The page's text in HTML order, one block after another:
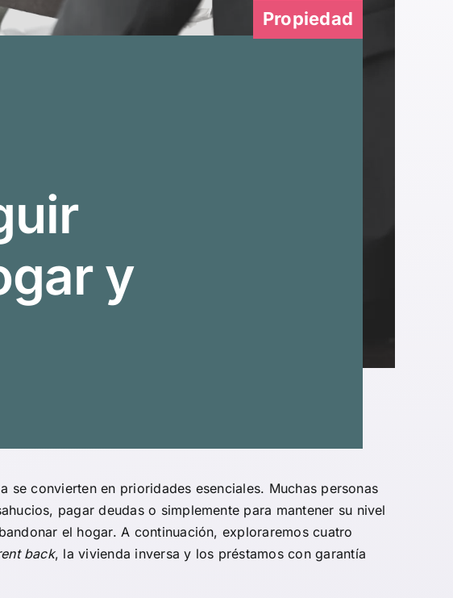
Propiedad
y
convierten en prioridades esenciales. Muchas personas
pagar deudas o simplemente para mantener su nivel
el hogar. A continuación, exploraremos cuatro
back, la vivienda inversa y los préstamos con garantía